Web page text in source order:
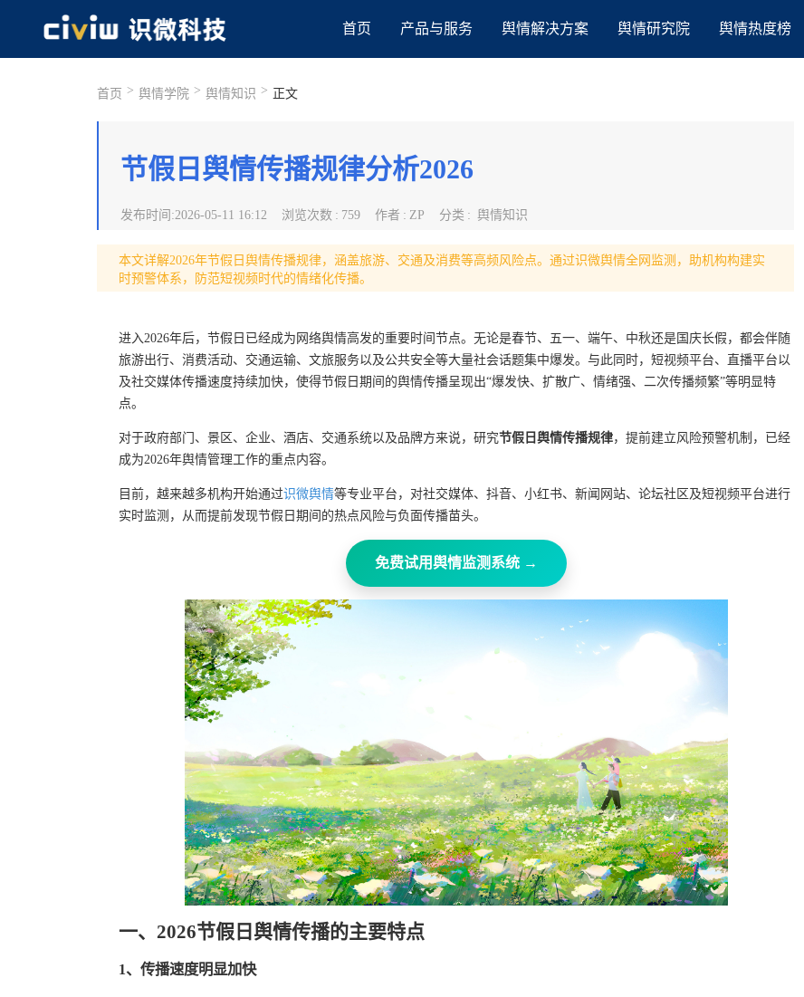
首页 产品与服务 舆情解决方案 舆情研究院 舆情热度榜
首页 > 舆情学院 > 舆情知识 > 正文
节假日舆情传播规律分析2026
发布时间 :2026-05-11 16:12 浏览次数 : 759 作者 : ZP 分类 : 舆情知识
本文详解2026年节假日舆情传播规律，涵盖旅游、交通及消费等高频风险点。通过识微舆情全网监测，助机构构建实
时预警体系，防范短视频时代的情绪化传播。
进入2026年后，节假日已经成为网络舆情高发的重要时间节点。无论是春节、五一、端午、中秋还是国庆长假，都会伴随
旅游出行、消费活动、交通运输、文旅服务以及公共安全等大量社会话题集中爆发。与此同时，短视频平台、直播平台以
及社交媒体传播速度持续加快，使得节假日期间的舆情传播呈现出“爆发快、扩散广、情绪强、二次传播频繁”等明显特
点。
对于政府部门、景区、企业、酒店、交通系统以及品牌方来说，研究节假日舆情传播规律，提前建立风险预警机制，已经
成为2026年舆情管理工作的重点内容。
目前，越来越多机构开始通过识微舆情等专业平台，对社交媒体、抖音、小红书、新闻网站、论坛社区及短视频平台进行
实时监测，从而提前发现节假日期间的热点风险与负面传播苗头。
免费试用舆情监测系统 →
一、2026节假日舆情传播的主要特点
1、传播速度明显加快